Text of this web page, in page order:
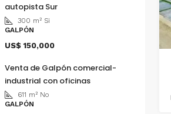
autopista Sur
300 m² Si
GALPÓN
US$ 150,000
Venta de Galpón comercial-
industrial con oficinas
611 m² No
GALPÓN